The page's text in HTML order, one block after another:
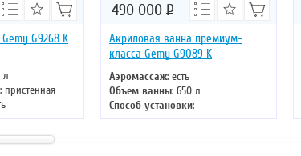
G9268 K
л
: пристенная
Акриловая ванна премиум-
класса Gemy G9089 K
Аэромассаж: есть
Объем ванны: 650 л
Способ установки:
отдельностоящая
490 000 Р